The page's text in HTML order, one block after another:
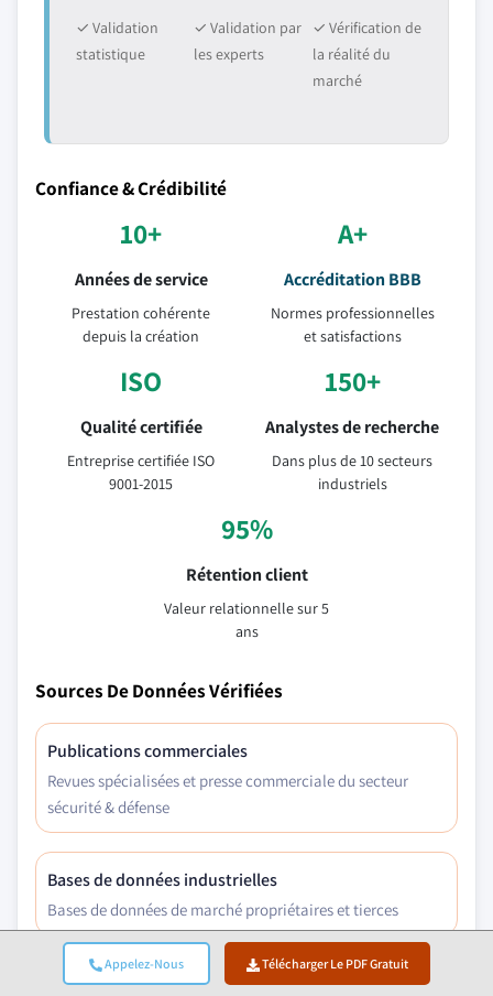
Appelez-Nous Télécharger Le PDF Gratuit
✓ Validation
statistique
✓ Validation par
les experts
✓ Vérification de
la réalité du
marché
Confiance & Crédibilité
10+
Années de service
Prestation cohérente
depuis la création
A+
Accréditation BBB
Normes professionnelles
et satisfactions
ISO
Qualité certifiée
Entreprise certifiée ISO
9001-2015
150+
Analystes de recherche
Dans plus de 10 secteurs
industriels
95%
Rétention client
Valeur relationnelle sur 5
ans
Sources De Données Vérifiées
Publications commerciales
Revues spécialisées et presse commerciale du secteur
sécurité & défense
Bases de données industrielles
Bases de données de marché propriétaires et tierces
Dépôts réglementaires